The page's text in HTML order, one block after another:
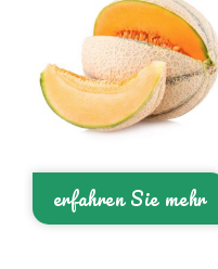
erfahren Sie mehr